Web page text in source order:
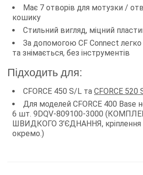
Має 7 отворів для мотузки /
кошику
Стильний вигляд, міцний
За допомогою CF Connect
та знімається, без інструментів
Підходить для:
CFORCE 450 S/L та CFORCE 520
Для моделей CFORCE 400 Base
6 шт. 9DQV-809100-3000
ШВИДКОГО З’ЄДНАННЯ, кріплення
окремо.)